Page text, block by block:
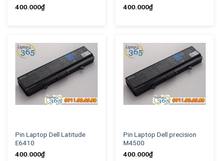
400.000₫
400.000₫
Pin Laptop Dell Latitude
E6410
400.000₫
Pin Laptop Dell precision
M4500
400.000₫